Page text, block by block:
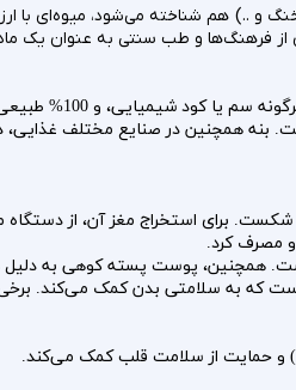
و ..) هم شناخته می‌شود، میوه‌ای
فرهنگ‌ها و طب سنتی به عنوان یک
درخت بنه که در ارتفاعات زاگرس و
همچنین در صنایع مختلف غذایی،
همچنین، پوست پسته کوهی به
که به سلامتی بدن کمک می‌کند. برخی